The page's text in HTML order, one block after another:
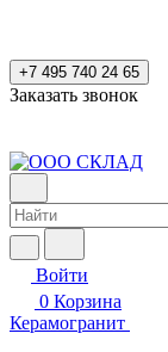
+7 495 740 24 65
Заказать звонок
Войти
0 Корзина
Керамогранит